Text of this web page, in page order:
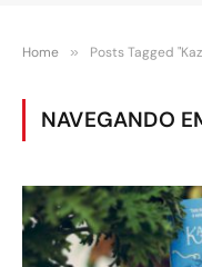
Home » Posts Tagged
NAVEGANDO